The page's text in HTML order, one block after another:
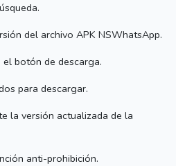
del archivo APK NSWhatsApp.
botón de descarga.
para descargar.
la versión actualizada de la
anti-prohibición.